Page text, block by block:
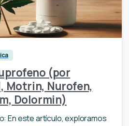
(por
Motrin, Nurofen,
Dolormin)
En este artículo, exploramos